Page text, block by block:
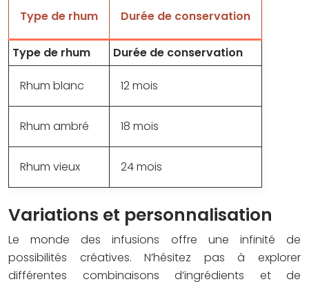
Type de rhum Durée de conservation
Type de rhum Durée de conservation
Rhum blanc 12 mois
Rhum ambré 18 mois
Rhum vieux 24 mois
Variations et personnalisation
Le monde des infusions offre une infinité de
possibilités créatives. N’hésitez pas à explorer
différentes combinaisons d’ingrédients et de